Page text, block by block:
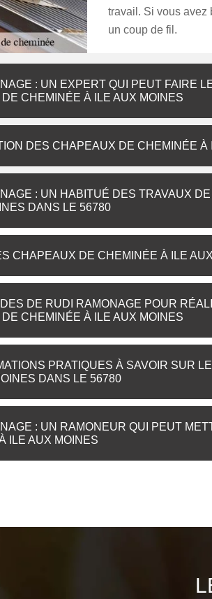
travail. Si vous avez
un coup de fil.
: UN EXPERT QUI PEUT FAIRE
CHEMINÉE À ILE AUX MOINES
DES CHAPEAUX DE CHEMINÉE À
: UN HABITUÉ DES TRAVAUX
DANS LE 56780
CHAPEAUX DE CHEMINÉE À ILE
DE RUDI RAMONAGE POUR
CHEMINÉE À ILE AUX MOINES
PRATIQUES À SAVOIR SUR
DANS LE 56780
: UN RAMONEUR QUI PEUT
ILE AUX MOINES